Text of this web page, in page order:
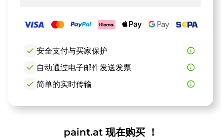
check 安全支付与买家保护
info_outline
check 自动通过电子邮件发送发票
info_outline
check 简单的实时传输 info_outline
paint.at 现在购买 ！